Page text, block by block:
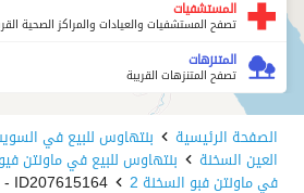
المستشفيات
تصفح المستشفيات والعيادات والمراكز الصحية
المتنزهات
تصفح المتنزهات القريبة
الصفحة الرئيسية بنتهاوس للبيع في
العين السخنة بنتهاوس للبيع في ماونتن
في ماونتن فبو السخنة 2 ID207615164 - بيوت